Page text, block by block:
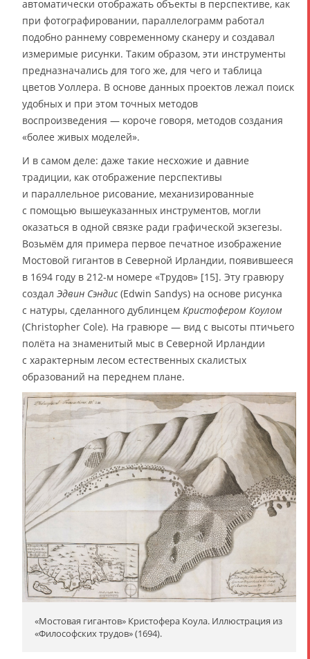
автоматически отображать объекты в перспективе, как
при фотографировании, параллелограмм работал
подобно раннему современному сканеру и создавал
измеримые рисунки. Таким образом, эти инструменты
предназначались для того же, для чего и таблица
цветов Уоллера. В основе данных проектов лежал поиск
удобных и при этом точных методов
воспроизведения — короче говоря, методов создания
«более живых моделей».
И в самом деле: даже такие несхожие и давние
традиции, как отображение перспективы
и параллельное рисование, механизированные
с помощью вышеуказанных инструментов, могли
оказаться в одной связке ради графической экзегезы.
Возьмём для примера первое печатное изображение
Мостовой гигантов в Северной Ирландии, появившееся
в 1694 году в 212-м номере «Трудов» [15]. Эту гравюру
создал Эдвин Сэндис(Edwin Sandys) на основе рисунка
с натуры, сделанного дублинцем Кристофером Коулом
(Christopher Cole). На гравюре — вид с высоты птичьего
полёта на знаменитый мыс в Северной Ирландии
с характерным лесом естественных скалистых
образований на переднем плане.
«Мостовая гигантов» Кристофера Коула. Иллюстрация из
«Философских трудов» (1694).